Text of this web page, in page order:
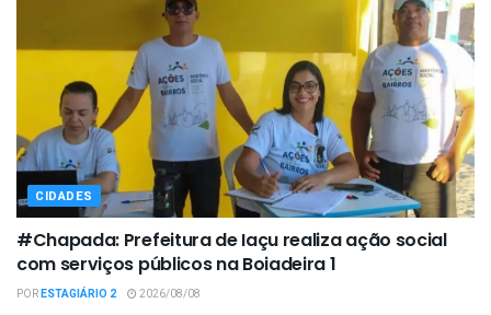
CIDADES
#Chapada: Prefeitura de Iaçu realiza ação social
com serviços públicos na Boiadeira 1
PORESTAGIÁRIO 2 2026/08/08